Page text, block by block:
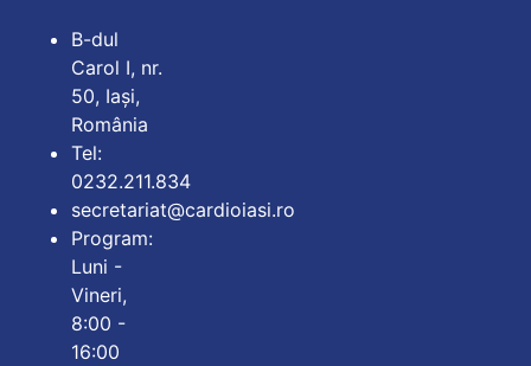
B-dul
Carol I, nr.
50, Iași,
România
Tel:
0232.211.834
secretariat@cardioiasi.ro
Program:
Luni -
Vineri,
8:00 -
16:00